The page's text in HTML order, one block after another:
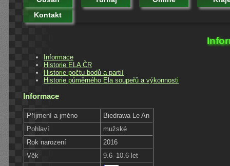
Kontakt
Informace
Historie ELA ČR
Historie počtu bodů a partií
Historie půměrného Ela soupeřů a výkonnosti
Informace
Příjmení a jméno
Biedrawa Le An
Pohlaví
mužské
Rok narození
2016
Věk
9.6–10.6 let